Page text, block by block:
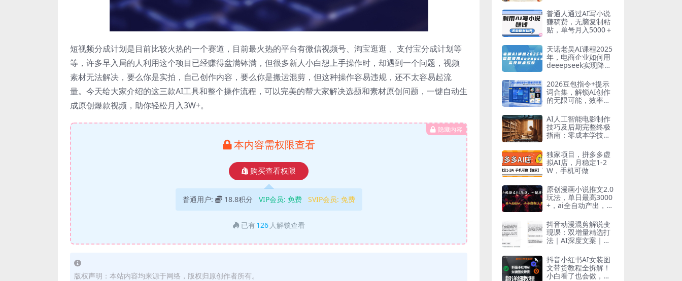
短视频分成计划是目前比较火热的一个赛道，目前最火热的平台有微信视频号、淘宝逛逛 、支付宝分成计划等
等，许多早入局的人利用这个项目已经赚得盆满钵满，但很多新人小白想上手操作时，却遇到一个问题，视频
素材无法解决，要么你是实拍，自己创作内容，要么你是搬运混剪，但这种操作容易违规，还不太容易起流
量。今天给大家介绍的这三款AI工具和整个操作流程，可以完美的帮大家解决选题和素材原创问题，一键自动生
成原创爆款视频，助你轻松月入3W+。
隐藏内容
本内容需权限查看
购买查看权限
普通用户: 18.8积分 VIP会员: 免费 SVIP会员: 免费
已有 126 人解锁查看
版权声明：本站内容均来源于网络，版权归原创作者所有。
普通人通过AI写小说
赚稿费，无脑复制粘
贴，单号月入5000＋
天诺老吴AI课程2025
年，电商企业如何用
deeepseek实现降本
2026豆包指令+提示
词合集，解锁AI创作
的无限可能，效率倍
AI人工智能电影制作
技巧及后期完整终极
指南：零成本学技
收
独家项目，拼多多虚
拟AI店，月稳定1-2
W，手机可做
原创漫画小说推文2.0
玩法，单日最高3000
+，ai全自动产出，可
抖音动漫混剪解说变
现课：双增量精选打
法｜AI深度文案｜花
独家签约日入1000+
抖音小红书AI女装图
文带货教程全拆解！
小白看了也会做，可